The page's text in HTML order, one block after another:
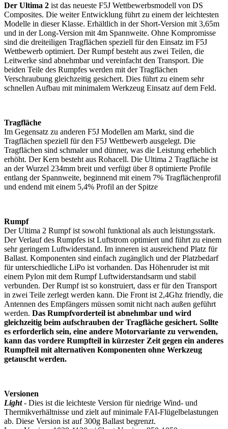
Der Ultima 2 ist das neueste F5J Wettbewerbsmodell von DS
Composites. Die weiter Entwicklung führt zu einem der leichtesten
Modelle in dieser Klasse. Erhältlich in der Short-Version mit 3,65m
und in der Long-Version mit 4m Spannweite. Ohne Kompromisse
sind die dreiteiligen Tragflächen speziell für den Einsatz im F5J
Wettbewerb optimiert. Der Rumpf besteht aus zwei Teilen, die
Leitwerke sind abnehmbar und vereinfacht den Transport. Die
beiden Teile des Rumpfes werden mit der Tragflächen
Verschraubung gleichzeitig gesichert. Dies führt zu einem sehr
schnellen Aufbau mit minimalem Werkzeug Einsatz auf dem Feld.
Tragfläche
Im Gegensatz zu anderen F5J Modellen am Markt, sind die
Tragflächen speziell für den F5J Wettbewerb ausgelegt. Die
Tragflächen sind schmaler und dünner, was die Leistung erheblich
erhöht. Der Kern besteht aus Rohacell. Die Ultima 2 Tragfläche ist
an der Wurzel 234mm breit und verfügt über 8 optimierte Profile
entlang der Spannweite, beginnend mit einem 7% Tragflächenprofil
und endend mit einem 5,4% Profil an der Spitze
Rumpf
Der Ultima 2 Rumpf ist sowohl funktional als auch leistungsstark.
Der Verlauf des Rumpfes ist Luftstrom optimiert und führt zu einem
sehr geringem Luftwiderstand. Im inneren ist ausreichend Platz für
Ballast. Komponenten sind einfach zugänglich und der Platzbedarf
für unterschiedliche LiPo ist vorhanden. Das Höhenruder ist mit
einem Pylon mit dem Rumpf Luftwiderstandsarm und stabil
verbunden. Der Rumpf ist so konstruiert, dass er für den Transport
in zwei Teile zerlegt werden kann. Die Front ist 2,4Ghz friendly, die
Antennen des Empfängers müssen somit nicht nach außen geführt
werden. Das Rumpfvorderteil ist abnehmbar und wird
gleichzeitig beim aufschrauben der Tragfläche gesichert. Sollte
es erforderlich sein, eine andere Motorvariante zu verwenden,
kann das vordere Rumpfteil in kürzester Zeit gegen ein anderes
Rumpfteil mit alternativen Komponenten ohne Werkzeug
getauscht werden.
Versionen
Light- Dies ist die leichteste Version für niedrige Wind- und
Thermikverhältnisse und zielt auf minimale FAI-Flügelbelastungen
ab. Diese Version ist auf 300g Ballast begrenzt.